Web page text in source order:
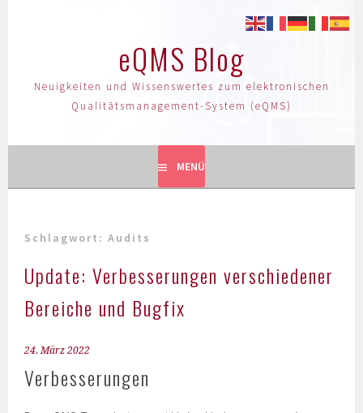
eQMS Blog
Neuigkeiten und Wissenswertes zum elektronischen
Qualitätsmanagement-System (eQMS)
MENÜ
Schlagwort:Audits
Update: Verbesserungen verschiedener
Bereiche und Bugfix
24. März 2022
Verbesserungen